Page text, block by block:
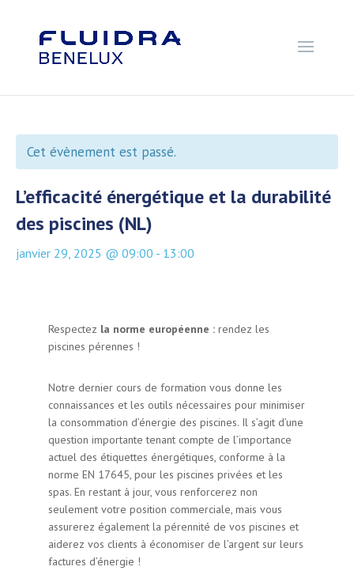
Cet évènement est passé.
L’efficacité énergétique et la durabilité
des piscines (NL)
janvier 29, 2025 @ 09:00 - 13:00
Respectez la norme européenne :rendez les
piscines pérennes !
Notre dernier cours de formation vous donne les
connaissances et les outils nécessaires pour minimiser
la consommation d’énergie des piscines. Il s’agit d’une
question importante tenant compte de l’importance
actuel des étiquettes énergétiques, conforme à la
norme EN 17645, pour les piscines privées et les
spas. En restant à jour, vous renforcerez non
seulement votre position commerciale, mais vous
assurerez également la pérennité de vos piscines et
aiderez vos clients à économiser de l’argent sur leurs
factures d’énergie !